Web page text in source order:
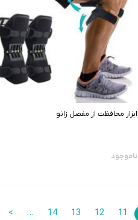
ابزار محافظت از مفصل زانو
ناموجود
11
12
13
14
…
>